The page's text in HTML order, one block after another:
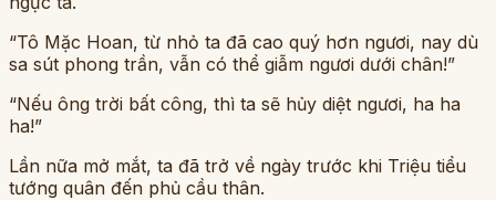
“Tô Mặc Hoan, từ nhỏ ta đã cao quý hơn ngươi, nay dù
sa sút phong trần, vẫn có thể giẫm ngươi dưới chân!”
“Nếu ông trời bất công, thì ta sẽ hủy diệt ngươi, ha ha
ha!”
Lần nữa mở mắt, ta đã trở về ngày trước khi Triệu tiểu
tướng quân đến phủ cầu thân.